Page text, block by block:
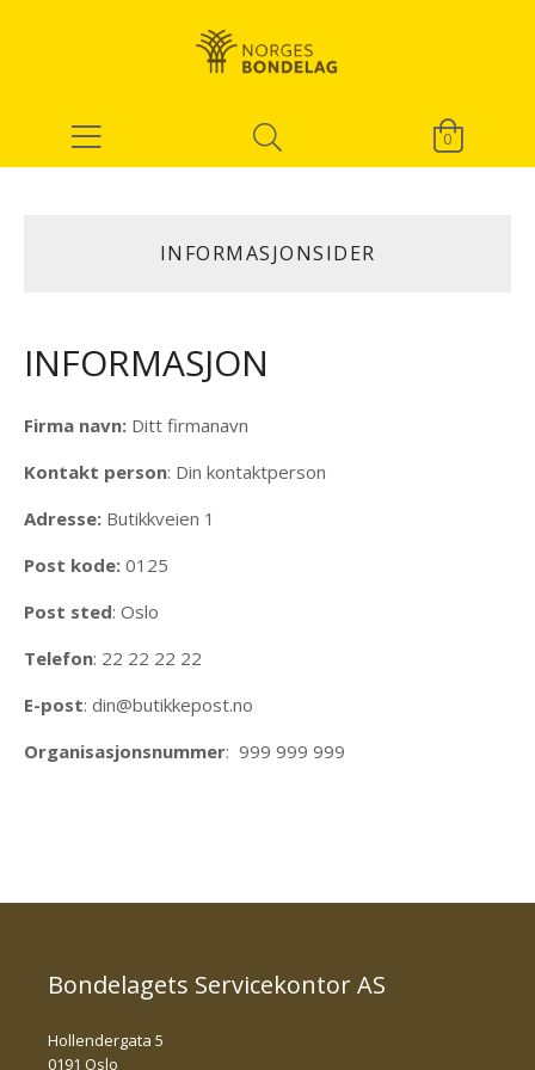
0
INFORMASJONSIDER
INFORMASJON
Firma navn: Ditt firmanavn
Kontakt person: Din kontaktperson
Adresse: Butikkveien 1
Post kode: 0125
Post sted: Oslo
Telefon: 22 22 22 22
E-post: din@butikkepost.no
Organisasjonsnummer: 999 999 999
Bondelagets Servicekontor AS
Hollendergata 5
0191 Oslo